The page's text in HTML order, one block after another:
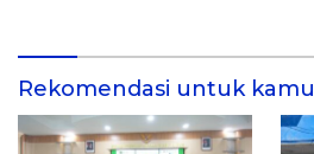
Rekomendasi untuk kamu